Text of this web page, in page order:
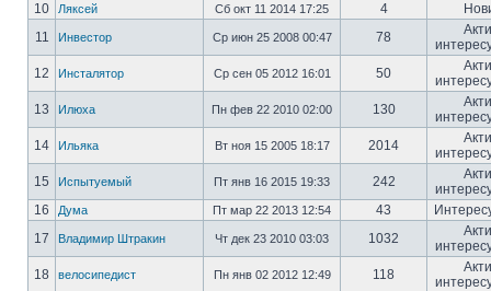
10
Ляксей Сб окт 11 2014 17:25 4
11
Инвестор Ср июн 25 2008 00:47 78
12
Инсталятор Ср сен 05 2012 16:01 50
13
Илюха Пн фев 22 2010 02:00 130
14
Ильяка Вт ноя 15 2005 18:17 2014
15
Испытуемый Пт янв 16 2015 19:33 242
16
Дума Пт мар 22 2013 12:54 43
17
Владимир Штракин Чт дек 23 2010 03:03 1032
18
велосипедист Пн янв 02 2012 12:49 118